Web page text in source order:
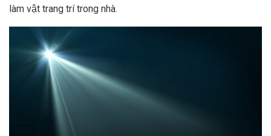
làm vật trang trí trong nhà.